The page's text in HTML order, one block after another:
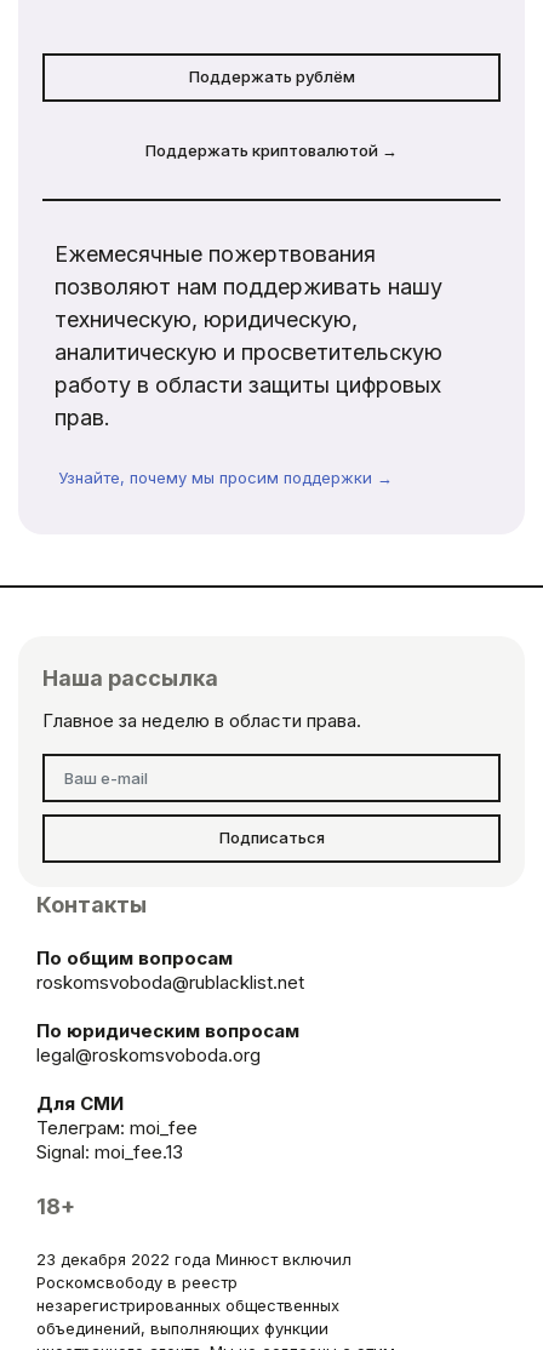
Поддержать рублём
Поддержать криптовалютой →
Ежемесячные пожертвования
позволяют нам поддерживать нашу
техническую, юридическую,
аналитическую и просветительскую
работу в области защиты цифровых
прав.
Узнайте, почему мы просим поддержки →
Наша рассылка
Главное за неделю в области права.
Подписаться
Контакты
По общим вопросам
roskomsvoboda@rublacklist.net
По юридическим вопросам
legal@roskomsvoboda.org
Для СМИ
Телеграм: moi_fee
Signal: moi_fee.13
18+
23 декабря 2022 года Минюст включил
Роскомсвободу в реестр
незарегистрированных общественных
объединений, выполняющих функции